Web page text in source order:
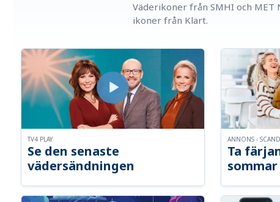
Väderikoner från SMHI och
ikoner från Klart.
Se den senaste
vädersändningen
TV4 PLAY
Ta
sommar
ANNONS -